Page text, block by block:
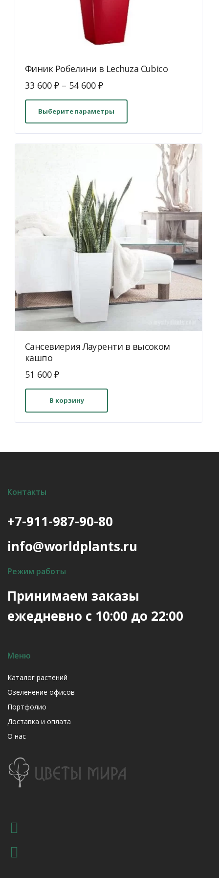
Финик Робелини в Lechuza Cubico
33 600 ₽ – 54 600 ₽
Выберите параметры
несколько
вариаций.
Опции
можно
выбрать
на
странице
товара.
Сансевиерия Лауренти в высоком
кашпо
51 600 ₽
В корзину
Контакты
+7-911-987-90-80
info@worldplants.ru
Режим работы
Принимаем заказы
ежедневно с 10:00 до 22:00
Меню
Каталог растений
Озеленение офисов
Портфолио
Доставка и оплата
О нас